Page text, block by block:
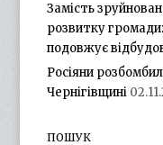
Замість
розвитку
подовжує
Росіяни
Чернігівщині
ПОШУК